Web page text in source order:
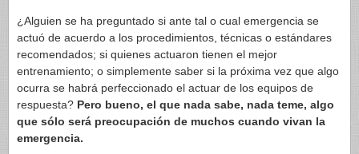
¿Alguien se ha preguntado si ante tal o cual emergencia se
actuó de acuerdo a los procedimientos, técnicas o estándares
recomendados; si quienes actuaron tienen el mejor
entrenamiento; o simplemente saber si la próxima vez que algo
ocurra se habrá perfeccionado el actuar de los equipos de
respuesta? Pero bueno, el que nada sabe, nada teme, algo
que sólo será preocupación de muchos cuando vivan la
emergencia.